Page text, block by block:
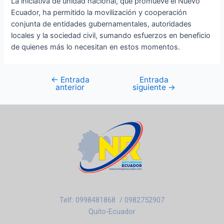
Ecuador, ha permitido la movilización y cooperación
conjunta de entidades gubernamentales, autoridades
locales y la sociedad civil, sumando esfuerzos en beneficio
de quienes más lo necesitan en estos momentos.
← Entrada
anterior
Entrada
siguiente →
Telf: 0998481868 / 0982752907
Quito-Ecuador